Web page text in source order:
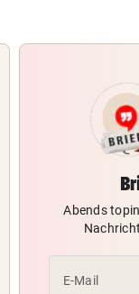
Abends
E-Mail